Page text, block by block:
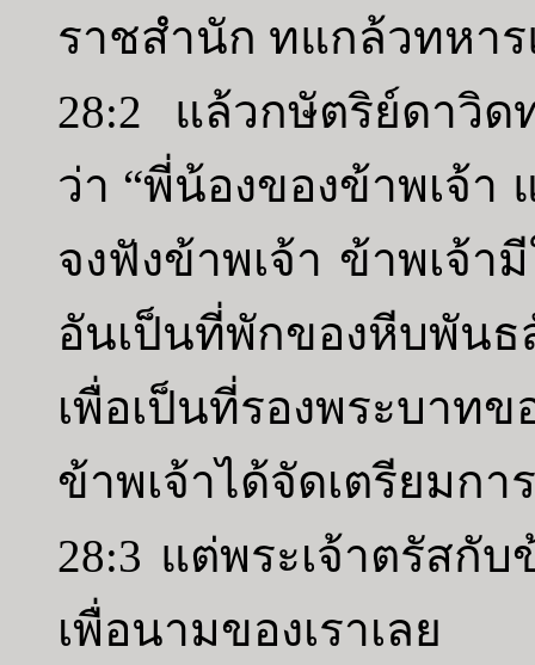
ราชสำนัก ทแกล้วทหา
28:2 แล้วกษัตริย์ดาวิ
ว่า “พี่น้องของข้าพเจ้า
จงฟังข้าพเจ้า ข้าพเจ้า
อันเป็นที่พักของหีบพัน
เพื่อเป็นที่รองพระบ
ข้าพเจ้าได้จัดเตรียมกา
28:3 แต่พระเจ้าตรัสกับ
เพื่อนามของเราเลย